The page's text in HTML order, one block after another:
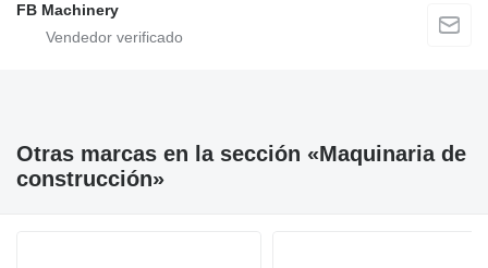
FB Machinery
Otras marcas en la sección «Maquinaria de
construcción»